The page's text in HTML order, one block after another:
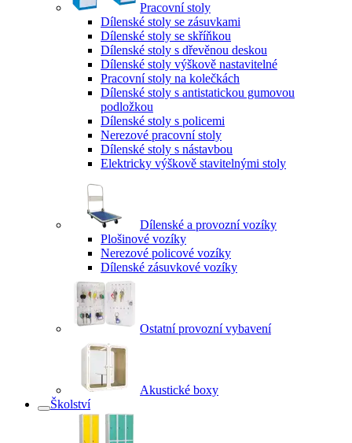
Pracovní stoly
Dílenské stoly se zásuvkami
Dílenské stoly se skříňkou
Dílenské stoly s dřevěnou deskou
Dílenské stoly výškově nastavitelné
Pracovní stoly na kolečkách
Dílenské stoly s antistatickou gumovou
podložkou
Dílenské stoly s policemi
Nerezové pracovní stoly
Dílenské stoly s nástavbou
Elektricky výškově stavitelnými stoly
Dílenské a provozní vozíky
Plošinové vozíky
Nerezové policové vozíky
Dílenské zásuvkové vozíky
Ostatní provozní vybavení
Akustické boxy
Školství